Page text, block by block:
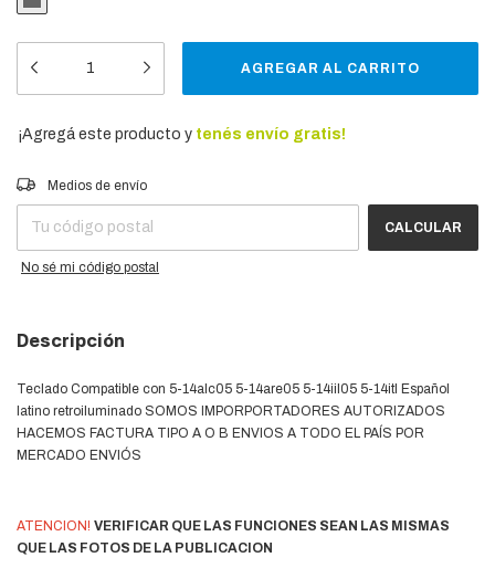
¡Agregá este producto y tenés envío gratis!
Entregas para el CP:
Medios de envío
CALCULAR
No sé mi código postal
Descripción
Teclado Compatible con 5-14alc05 5-14are05 5-14iil05 5-14itl Español
latino retroiluminado SOMOS IMPORPORTADORES AUTORIZADOS
HACEMOS FACTURA TIPO A O B ENVIOS A TODO EL PAÍS POR
MERCADO ENVIÓS
ATENCION! VERIFICAR QUE LAS FUNCIONES SEAN LAS MISMAS
QUE LAS FOTOS DE LA PUBLICACION